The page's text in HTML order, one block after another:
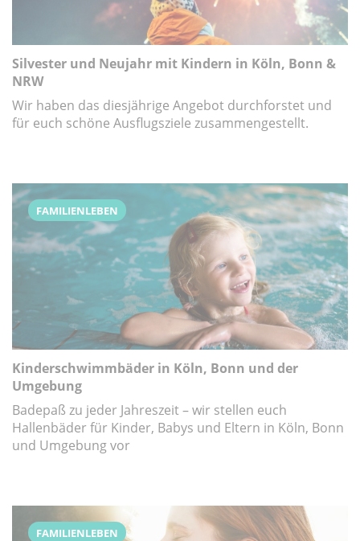
Silvester und Neujahr mit Kindern in Köln, Bonn &
NRW
Wir haben das diesjährige Angebot durchforstet und
für euch schöne Ausflugsziele zusammengestellt.
FAMILIENLEBEN
Kinderschwimmbäder in Köln, Bonn und der
Umgebung
Badepaß zu jeder Jahreszeit – wir stellen euch
Hallenbäder für Kinder, Babys und Eltern in Köln, Bonn
und Umgebung vor
FAMILIENLEBEN